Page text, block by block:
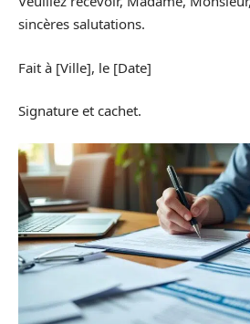
sincères salutations.
Fait à [Ville], le [Date]
Signature et cachet.